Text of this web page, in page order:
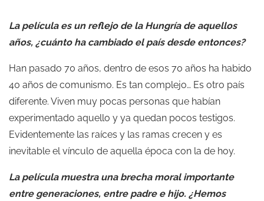
La película es un reflejo de la Hungría de aquellos
años, ¿cuánto ha cambiado el país desde entonces?
Han pasado 70 años, dentro de esos 70 años ha habido
40 años de comunismo. Es tan complejo… Es otro país
diferente. Viven muy pocas personas que habían
experimentado aquello y ya quedan pocos testigos.
Evidentemente las raíces y las ramas crecen y es
inevitable el vínculo de aquella época con la de hoy.
La película muestra una brecha moral importante
entre generaciones, entre padre e hijo. ¿Hemos